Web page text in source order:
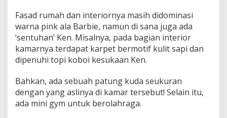
Fasad rumah dan interiornya masih didominasi
warna pink ala Barbie, namun di sana juga ada
‘sentuhan’ Ken. Misalnya, pada bagian interior
kamarnya terdapat karpet bermotif kulit sapi dan
dipenuhi topi koboi kesukaan Ken.
Bahkan, ada sebuah patung kuda seukuran
dengan yang aslinya di kamar tersebut! Selain itu,
ada mini gym untuk berolahraga.